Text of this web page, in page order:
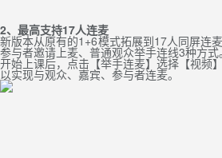
2、最高支持17人连麦
新版本从原有的1+6模式拓展到17人同屏连
参与者邀请上麦、普通观众举手连线3种方式
开始上课后，点击【举手连麦】选择【视频
以实现与观众、嘉宾、参与者连麦。